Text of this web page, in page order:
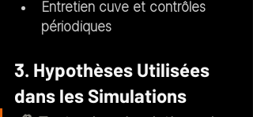
Entretien cuve et contrôles
périodiques
3. Hypothèses Utilisées
dans les Simulations